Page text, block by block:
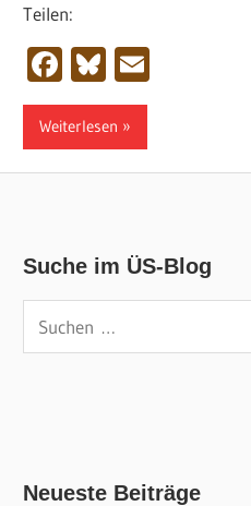
Teilen:
Facebook
Bluesky
Weiterlesen
Suche im ÜS-Blog
Suchen
nach:
Neueste Beiträge